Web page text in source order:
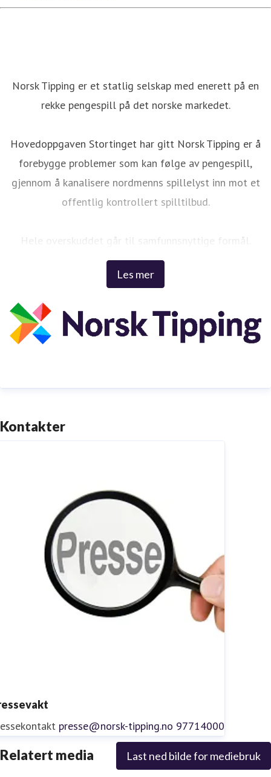
Norsk Tipping er et statlig selskap med enerett på en
rekke pengespill på det norske markedet.
Hovedoppgaven Stortinget har gitt Norsk Tipping er å
forebygge problemer som kan følge av pengespill,
gjennom å kanalisere nordmenns spillelyst inn mot et
offentlig kontrollert spilltilbud.
Hele overskuddet går til samfunnsnyttige formål.
Siden 1948 har Norsk Tipping bidratt med cirka 200
formål.
Les mer
Kontakter
presse@norsk-tipping.no 97714000
Relatert media Last ned bilde for mediebruk